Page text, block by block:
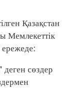
Қазақстан
Мемлекеттік
ережеде:
сөздер